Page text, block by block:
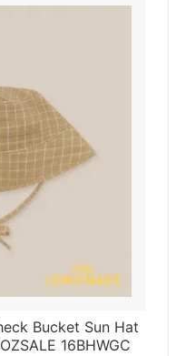
Bucket Sun Hat
16BHWGC